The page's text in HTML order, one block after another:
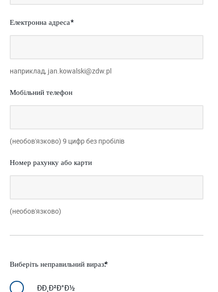
Електронна адреса
наприклад, jan.kowalski@zdw.pl
Мобільний телефон
(необов'язково) 9 цифр без пробілів
Номер рахунку або карти
(необов'язково)
Виберіть неправильний вираз:
ÐÐ¸Ð²Ð°Ð½